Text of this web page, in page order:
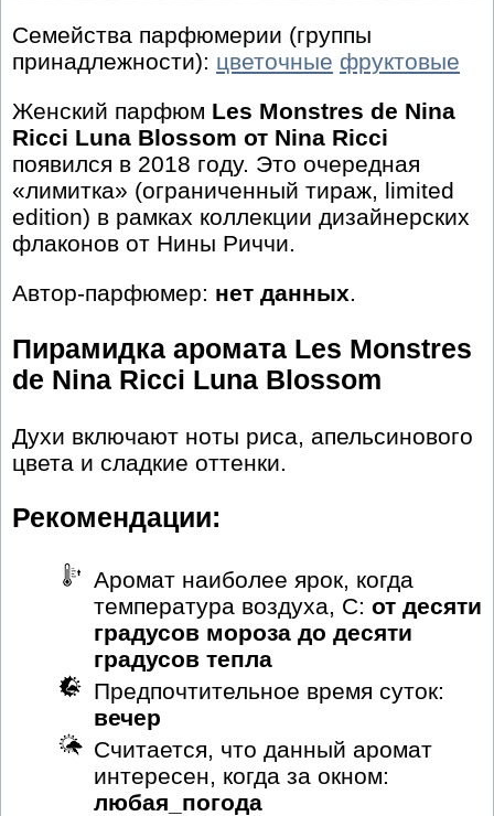
Семейства парфюмерии (группы
принадлежности): цветочные фруктовые
Женский парфюм Les Monstres de Nina
Ricci Luna Blossom от Nina Ricci
появился в 2018 году. Это очередная
«лимитка» (ограниченный тираж, limited
edition) в рамках коллекции дизайнерских
флаконов от Нины Риччи.
Автор-парфюмер: нет данных.
Пирамидка аромата Les Monstres
de Nina Ricci Luna Blossom
Духи включают ноты риса, апельсинового
цвета и сладкие оттенки.
Рекомендации:
Аромат наиболее ярок, когда
температура воздуха, С: от десяти
градусов мороза до десяти
градусов тепла
Предпочтительное время суток:
вечер
Считается, что данный аромат
интересен, когда за окном:
любая_погода